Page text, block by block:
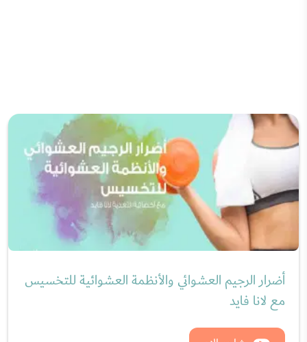
كيف تخسر وزنك دون حمية قاسية؟ مع خبيرة
التغذية لانا فايد